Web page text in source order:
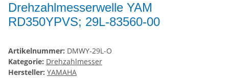
Drehzahlmesserwelle YAM
RD350YPVS; 29L-83560-00
Artikelnummer: DMWY-29L-O
Kategorie: Drehzahlmesser
Hersteller: YAMAHA